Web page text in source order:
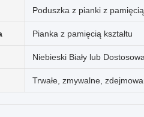
Poduszka z pianki z pamięcią
Pianka z pamięcią kształtu
Niebieski Biały lub
Trwałe, zmywalne,